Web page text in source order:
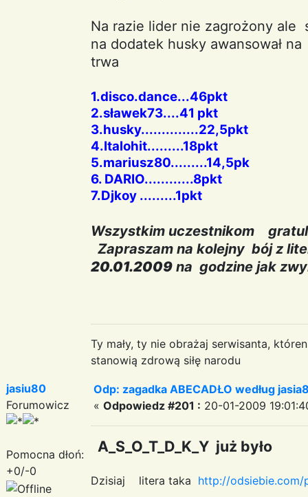
Na razie lider nie zagrożony ale
na dodatek husky awansował
trwa
1.disco.dance...46pkt
2.sławek73....41 pkt
3.husky..............22,5pkt
4.Italohit.........18pkt
5.mariusz80.........14,5pk
6. DARIO............8pkt
7.Djkoy .........1pkt
Wszystkim uczestnikom
Zapraszam na kolejny bój z
20.01.2009 na godzine jak
Ty mały, ty nie obrażaj serwisanta,
stanowią zdrową siłę narodu
jasiu80
Forumowicz
Pomocna dłoń:
+0/-0
Odp: zagadka ABECADŁO według
« Odpowiedz #201 : 20-01-2009
A_S_O_T_D_K_Y już było
Dzisiaj litera taka http://